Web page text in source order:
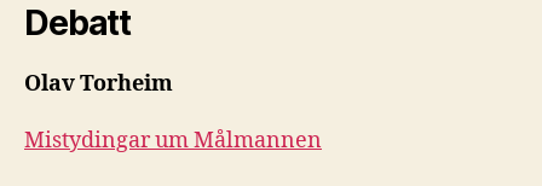
Debatt
Olav Torheim
Mistydingar um Målmannen